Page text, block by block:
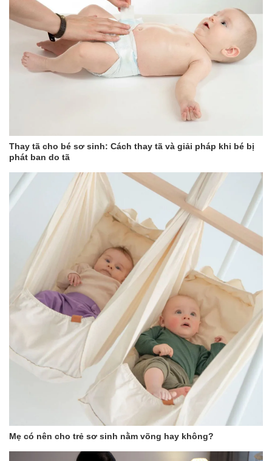
Thay tã cho bé sơ sinh: Cách thay tã và giải pháp khi bé bị
phát ban do tã
Mẹ có nên cho trẻ sơ sinh nằm võng hay không?